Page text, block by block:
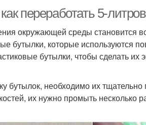
переработать 5-
окружающей среды становится
бутылки, которые используются
бутылки, чтобы сделать их
бутылок, необходимо их
их нужно промыть несколько